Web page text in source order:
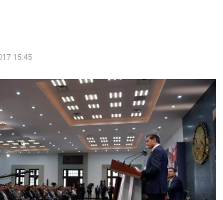
15:45